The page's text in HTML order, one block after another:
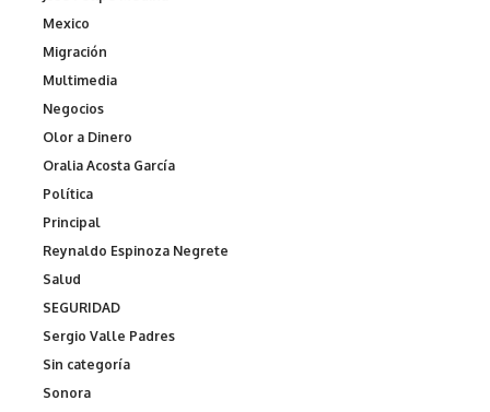
Mexico
Migración
Multimedia
Negocios
Olor a Dinero
Oralia Acosta García
Política
Principal
Reynaldo Espinoza Negrete
Salud
SEGURIDAD
Sergio Valle Padres
Sin categoría
Sonora